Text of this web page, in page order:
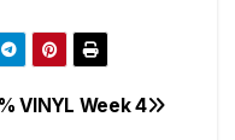
VINYL Week 4